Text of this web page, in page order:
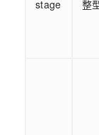
stage 整